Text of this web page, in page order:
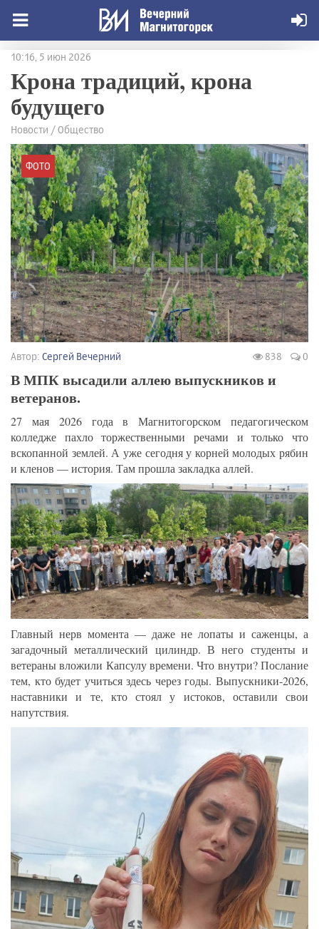
10:16, 5 июн 2026
Крона традиций, крона
будущего
Новости / Общество
ФОТО
Автор: Сергей Вечерний 838 0
В МПК высадили аллею выпускников и
ветеранов.
27 мая 2026 года в Магнитогорском педагогическом
колледже пахло торжественными речами и только что
вскопанной землей. А уже сегодня у корней молодых рябин
и кленов — история. Там прошла закладка аллей.
Главный нерв момента — даже не лопаты и саженцы, а
загадочный металлический цилиндр. В него студенты и
ветераны вложили Капсулу времени. Что внутри? Послание
тем, кто будет учиться здесь через годы. Выпускники-2026,
наставники и те, кто стоял у истоков, оставили свои
напутствия.